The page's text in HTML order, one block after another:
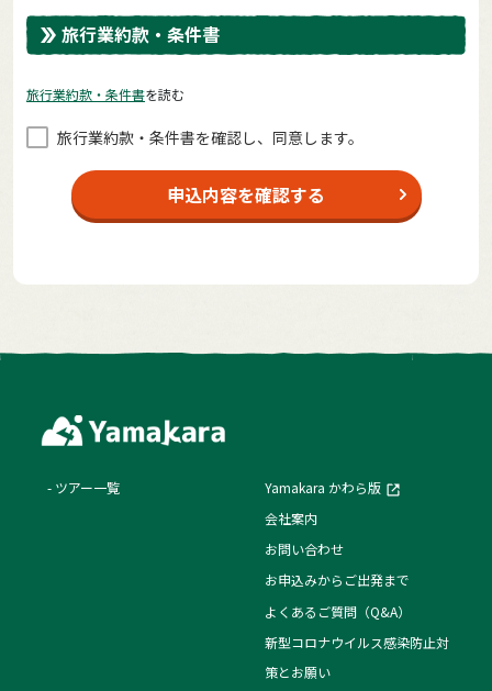
旅行業約款・条件書
旅⾏業約款・条件書を読む
旅⾏業約款・条件書を確認し、同意します。
申込内容を確認する
ツアー一覧
Yamakara かわら版
会社案内
お問い合わせ
お申込みからご出発まで
よくあるご質問（Q&A）
新型コロナウイルス感染防止対
策とお願い